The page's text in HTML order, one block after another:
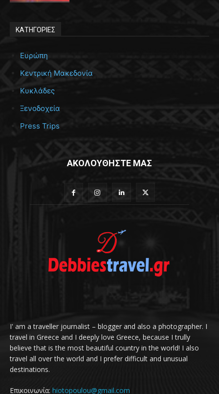
ΚΑΤΗΓΟΡΙΕΣ
Ευρώπη
Κεντρική Μακεδονία
Κυκλάδες
Ξενοδοχεία
Press Trips
ΑΚΟΛΟΥΘΗΣΤΕ ΜΑΣ
I' am a traveller journalist – blogger and also a photographer. I
travel in Greece and I deeply love Greece, because I trully
believe that is the most beautiful country in the world! I also
travel all over the world and I prefer difficult and unusual
destinations.
Επικοινωνία: hiotopoulou@gmail.com